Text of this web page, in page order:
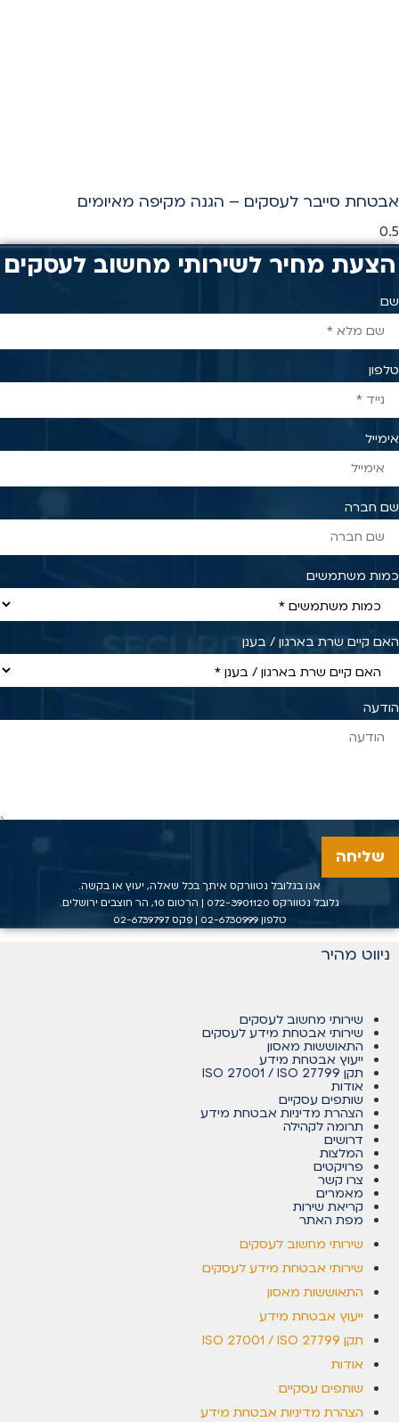
אבטחת סייבר לעסקים – הגנה מקיפה מאיומים
הצעת מחיר לשירותי מחשוב לעסקים
שם
טלפון
אימייל
שם חברה
כמות משתמשים
האם קיים שרת בארגון / בענן
הודעה
שליחה
אנו בגלובל נטוורקס איתך בכל שאלה, יעוץ או בקשה.
גלובל נטוורקס 072-3901120 | הרטום 10, הר חוצבים ירושלים.
טלפון02-6730999 | פקס 02-6739797
ניווט מהיר
שירותי מחשוב לעסקים
שירותי אבטחת מידע לעסקים
התאוששות מאסון
ייעוץ אבטחת מידע
תקן ISO 27001 / ISO 27799
אודות
שותפים עסקיים
הצהרת מדיניות אבטחת מידע
תרומה לקהילה
דרושים
המלצות
פרויקטים
צרו קשר
מאמרים
קריאת שירות
מפת האתר
שירותי מחשוב לעסקים
שירותי אבטחת מידע לעסקים
התאוששות מאסון
ייעוץ אבטחת מידע
תקן ISO 27001 / ISO 27799
אודות
שותפים עסקיים
הצהרת מדיניות אבטחת מידע